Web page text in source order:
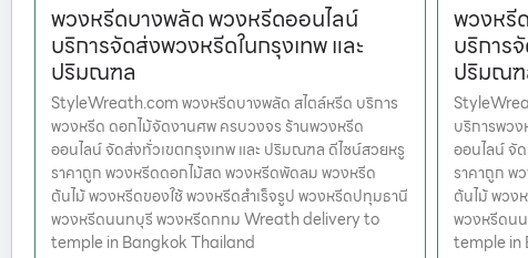
พวงหรีดบางพลัด พวงหรีดออนไลน์
บริการจัดส่งพวงหรีดในกรุงเทพ และ
ปริมณฑล
StyleWreath.com พวงหรีดบางพลัด สไตล์หรีด บริการ
พวงหรีด ดอกไม้จัดงานศพ ครบวงจร ร้านพวงหรีด
ออนไลน์ จัดส่งทั่วเขตกรุงเทพ และ ปริมณฑล ดีไซน์สวยหรู
ราคาถูก พวงหรีดดอกไม้สด พวงหรีดพัดลม พวงหรีด
ต้นไม้ พวงหรีดของใช้ พวงหรีดสำเร็จรูป พวงหรีดปทุมธานี
พวงหรีดนนทบุรี พวงหรีดกทม Wreath delivery to
temple in Bangkok Thailand
พวงหรี
บริการ
ปริมณ
บริการพว
ออนไลน์ จั
ราคาถูก พ
ต้นไม้ พวง
พวงหรีดน
temple in